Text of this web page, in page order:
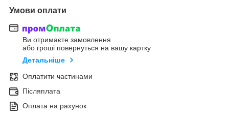
Умови оплати
Ви отримаєте замовлення
або гроші повернуться на вашу картку
Детальніше
Оплатити частинами
Післяплата
Оплата на рахунок